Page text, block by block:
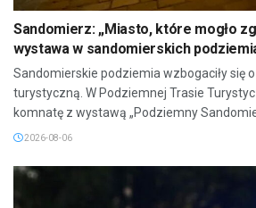
Sandomierz: „Miasto, które mogło
wystawa w sandomierskich
Sandomierskie podziemia wzbogaciły się
turystyczną. W Podziemnej Trasie
komnatę z wystawą „Podziemny
2026-08-06